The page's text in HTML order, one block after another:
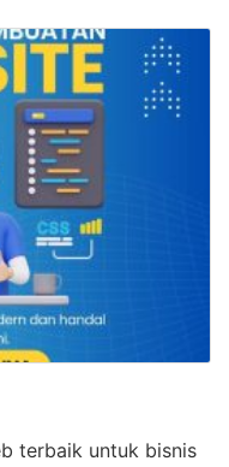
terbaik untuk bisnis